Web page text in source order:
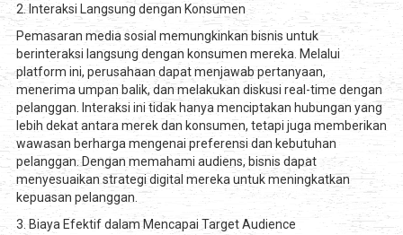
2. Interaksi Langsung dengan Konsumen
Pemasaran media sosial memungkinkan bisnis untuk
berinteraksi langsung dengan konsumen mereka. Melalui
platform ini, perusahaan dapat menjawab pertanyaan,
menerima umpan balik, dan melakukan diskusi real-time dengan
pelanggan. Interaksi ini tidak hanya menciptakan hubungan yang
lebih dekat antara merek dan konsumen, tetapi juga memberikan
wawasan berharga mengenai preferensi dan kebutuhan
pelanggan. Dengan memahami audiens, bisnis dapat
menyesuaikan strategi digital mereka untuk meningkatkan
kepuasan pelanggan.
3. Biaya Efektif dalam Mencapai Target Audience